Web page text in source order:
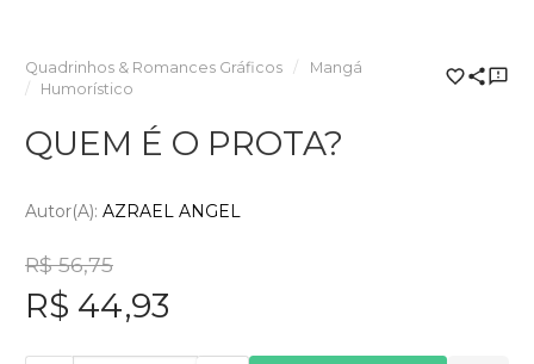
Quadrinhos & Romances Gráficos
Mangá
Humorístico
QUEM É O PROTA?
Autor(a): AZRAEL ANGEL
R$ 56,75
R$ 44,93